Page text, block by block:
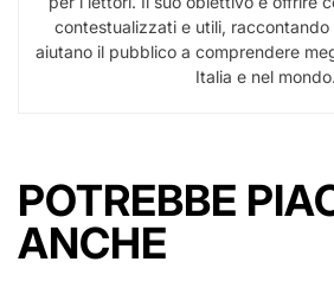
contestualizzati e utili,
aiutano il pubblico a comprendere
Italia e nel mondo.
POTREBBE
ANCHE